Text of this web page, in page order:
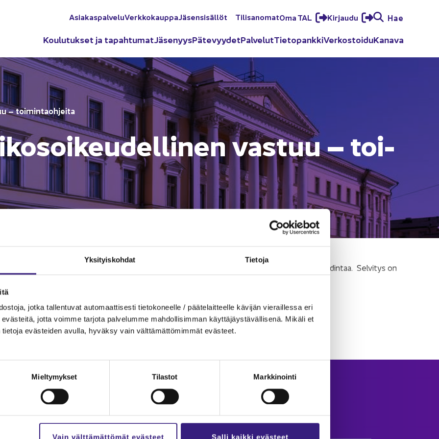
Yk­si­tyis­koh­dat Tie­to­ja
jotka tal­len­tu­vat au­to­maat­ti­ses­ti tie­to­ko­neel­le / pää­te­lait­teel­le kä­vi­jän vie­rail­les­sa eri
jotta voim­me tar­jo­ta pal­ve­lum­me mah­dol­li­sim­man käyt­tä­jäys­tä­väl­li­se­nä. Mi­kä­li et
eväs­tei­den avul­la, hy­väk­sy vain vält­tä­mät­tö­mim­mät eväs­teet.
Mieltymykset Tilastot Markkinointi
Vain välttämättömät evästeet Salli kaikki evästeet
Asia­kas­pal­ve­luVerk­ko­kaup­paJä­sen­si­säl­löt Ti­li­sa­no­matOma TAL Kir­jau­du Hae
Kou­lu­tuk­set ja ta­pah­tu­matJä­se­nyysPä­te­vyy­detPal­ve­lutTie­to­pank­kiVer­kos­toi­duKa­na­va
– toi­min­taoh­jei­ta
vas­tuu – toi­
hen­ki­lös­tön ja joh­don ri­ko­soi­keu­del­li­nen vas­tuu ai­heut­taa jä­se­nis­tös­säm­me poh­din­taa. Sel­vi­tys on
jä­se­ny­ri­tyk­ses­sä kir­jau­du si­sään tai
Ka­na­va
Ar­tik­ke­lit
Kir­jau­du
Käyttäjätunnus